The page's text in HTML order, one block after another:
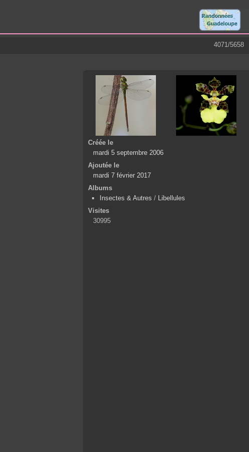
4071/5658
Créée le
mardi 5 septembre 2006
Ajoutée le
mardi 7 février 2017
Albums
Insectes & Autres / Libellules
Visites
30995